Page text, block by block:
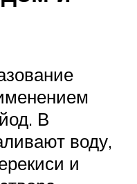
В
воду,
и